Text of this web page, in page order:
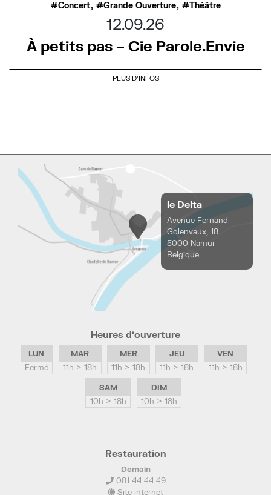
Concert, Grande Ouverture, Théâtre
12.09.26
À petits pas – Cie Parole.Envie
PLUS D'INFOS
le Delta
Avenue Fernand
Golenvaux, 18
5000 Namur
Belgique
Heures d’ouverture
LUN
Fermé
MAR
11h > 18h
MER
11h > 18h
JEU
11h > 18h
VEN
11h > 18h
SAM
10h > 18h
DIM
10h > 18h
Restauration
Demain
081 44 44 49
Site internet